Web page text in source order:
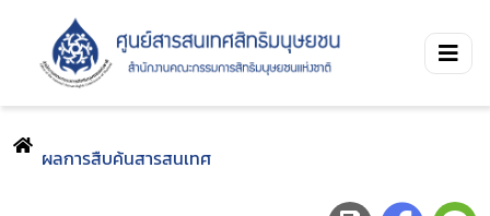
ผลการสืบค้นสารสนเทศ